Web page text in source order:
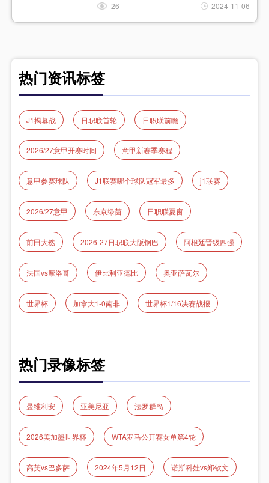
26 2024-11-06
热门资讯标签
J1揭幕战 日职联首轮 日职联前瞻
2026/27意甲开赛时间 意甲新赛季赛程
意甲参赛球队 J1联赛哪个球队冠军最多 j1联赛
2026/27意甲 东京绿茵 日职联夏窗
前田大然 2026-27日职联大阪钢巴 阿根廷晋级四强
法国vs摩洛哥 伊比利亚德比 奥亚萨瓦尔
世界杯 加拿大1-0南非 世界杯1/16决赛战报
热门录像标签
曼维利安 亚美尼亚 法罗群岛
2026美加墨世界杯 WTA罗马公开赛女单第4轮
高芙vs巴多萨 2024年5月12日 诺斯科娃vs郑钦文